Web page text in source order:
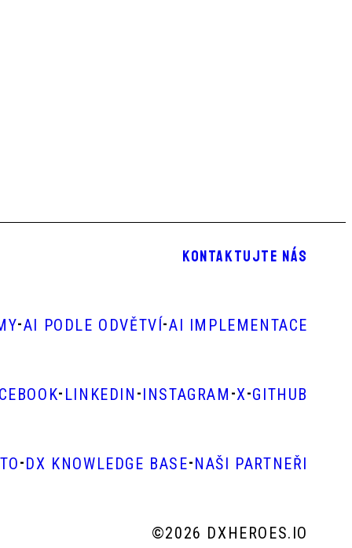
KONTAKTUJTE NÁS
-AI PODLE ODVĚTVÍ-AI IMPLEMENTACE
- LINKEDIN -INSTAGRAM -X-GITHUB
-DX KNOWLEDGE BASE-NAŠI PARTNEŘI
©2026 DXHEROES.IO